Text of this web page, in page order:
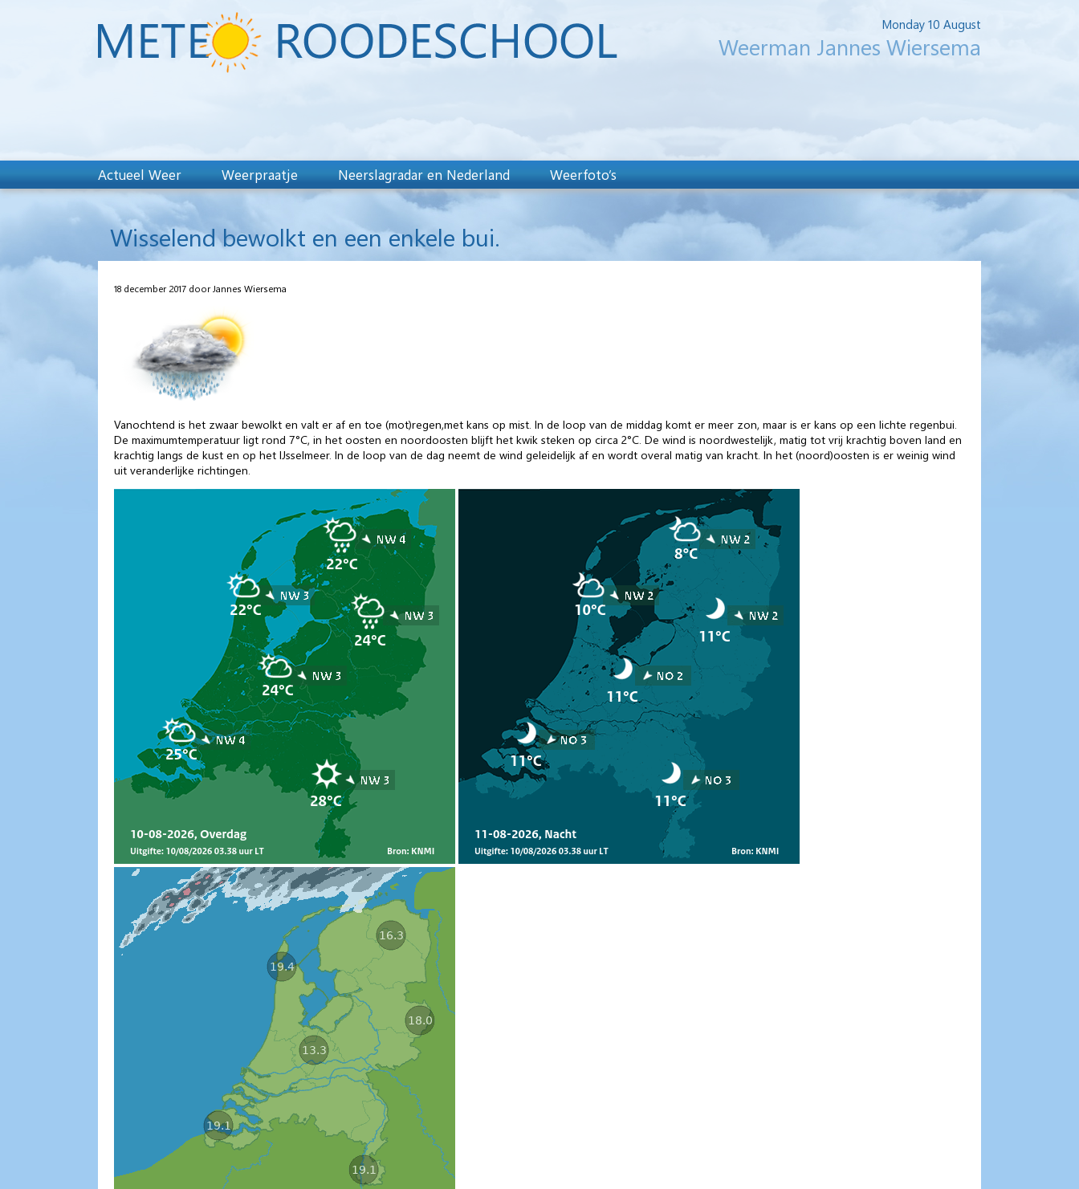
Monday 10 August
Weerman Jannes Wiersema
Actueel Weer Weerpraatje Neerslagradar en Nederland Weerfoto’s
Wisselend bewolkt en een enkele bui.
18 december 2017 door Jannes Wiersema
Vanochtend is het zwaar bewolkt en valt er af en toe (mot)regen,met kans op mist. In de loop van de middag komt er meer zon, maar is er kans op een lichte regenbui.
De maximumtemperatuur ligt rond 7°C, in het oosten en noordoosten blijft het kwik steken op circa 2°C. De wind is noordwestelijk, matig tot vrij krachtig boven land en
krachtig langs de kust en op het IJsselmeer. In de loop van de dag neemt de wind geleidelijk af en wordt overal matig van kracht. In het (noord)oosten is er weinig wind
uit veranderlijke richtingen.